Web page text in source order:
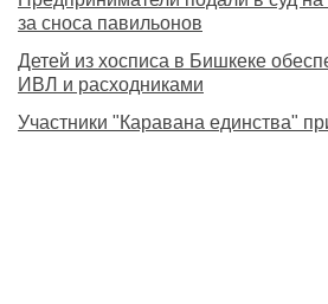
за сноса павильонов
Детей из хосписа в Бишкеке
ИВЛ и расходниками
Участники "Каравана единства"